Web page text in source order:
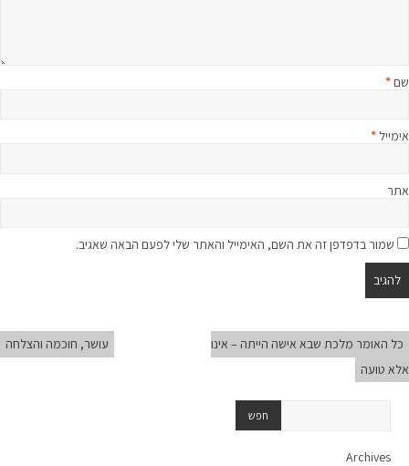
שם*
אימייל *
אתר
שמור בדפדפן זה את השם, האימייל והאתר שלי לפעם הבאה שאגיב.
כל האומר מלכת שבא אישה הייתה – אינו
אלא טועה
עושר, חוכמה והצלחה
Archives